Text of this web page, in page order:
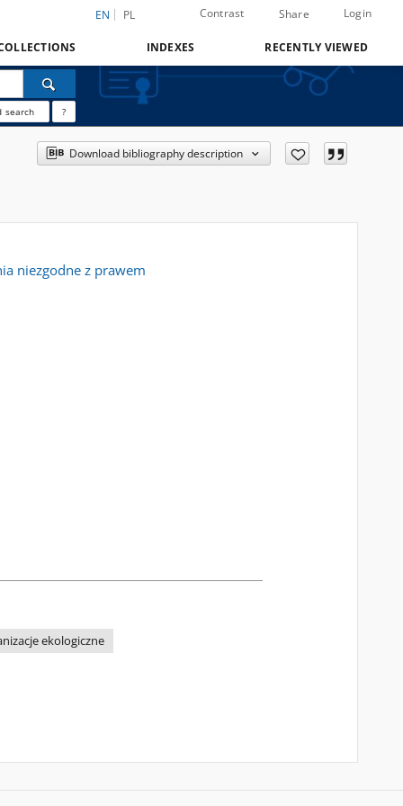
EN PL Contrast Share Login
INDEXES RECENTLY VIEWED
search ?
Download bibliography description
niezgodne z prawem
ekologiczne